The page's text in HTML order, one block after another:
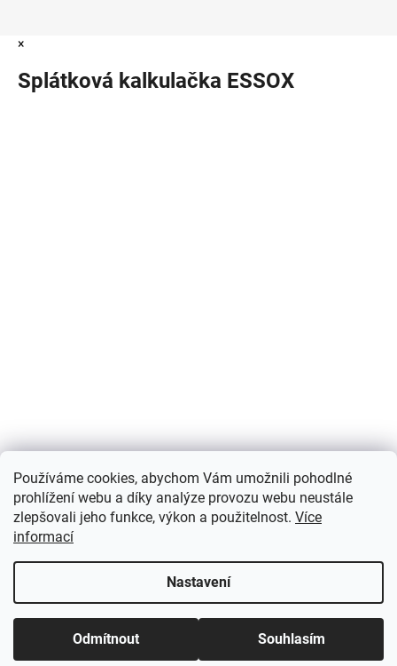
Používáme cookies, abychom Vám umožnili pohodlné
prohlížení webu a díky analýze provozu webu neustále
zlepšovali jeho funkce, výkon a použitelnost. Více
informací
Nastavení
Odmítnout Souhlasím
×
Splátková kalkulačka ESSOX